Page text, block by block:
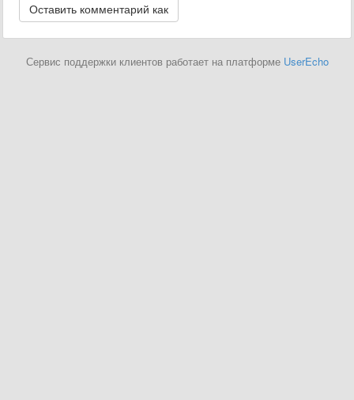
Сервис поддержки клиентов работает на платформе UserEcho